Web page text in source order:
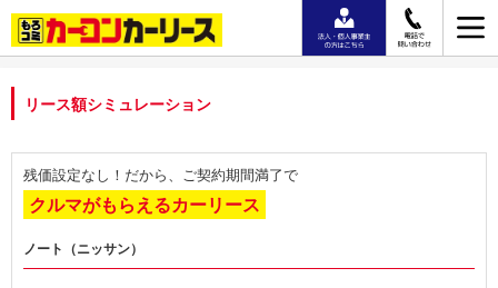
リース額シミュレーション
残価設定なし！だから、ご契約期間満了で
クルマがもらえるカーリース
ノート（ニッサン）